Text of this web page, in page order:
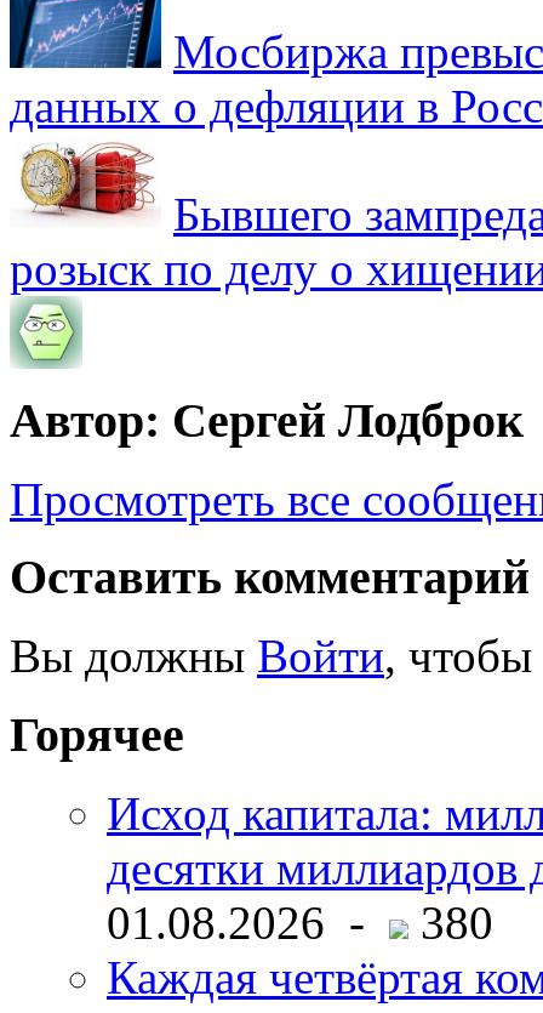
Мосбиржа
данных о дефляции в
Бывшего
розыск по делу о
Автор: Сергей Лодброк
Просмотреть все
Оставить комментарий
Вы должны Войти, чтобы
Горячее
Исход капитала:
десятки миллиардов
01.08.2026 -
380
Каждая четвёртая